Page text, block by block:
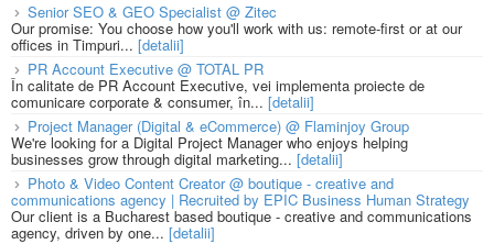
Senior SEO & GEO Specialist @ Zitec
Our promise: You choose how you'll work with us: remote-first or at our
offices in Timpuri... [detalii]
PR Account Executive @ TOTAL PR
În calitate de PR Account Executive, vei implementa proiecte de
comunicare corporate & consumer, în... [detalii]
Project Manager (Digital & eCommerce) @ Flaminjoy Group
We're looking for a Digital Project Manager who enjoys helping
businesses grow through digital marketing... [detalii]
Photo & Video Content Creator @ boutique - creative and
communications agency | Recruited by EPIC Business Human Strategy
Our client is a Bucharest based boutique - creative and communications
agency, driven by one... [detalii]